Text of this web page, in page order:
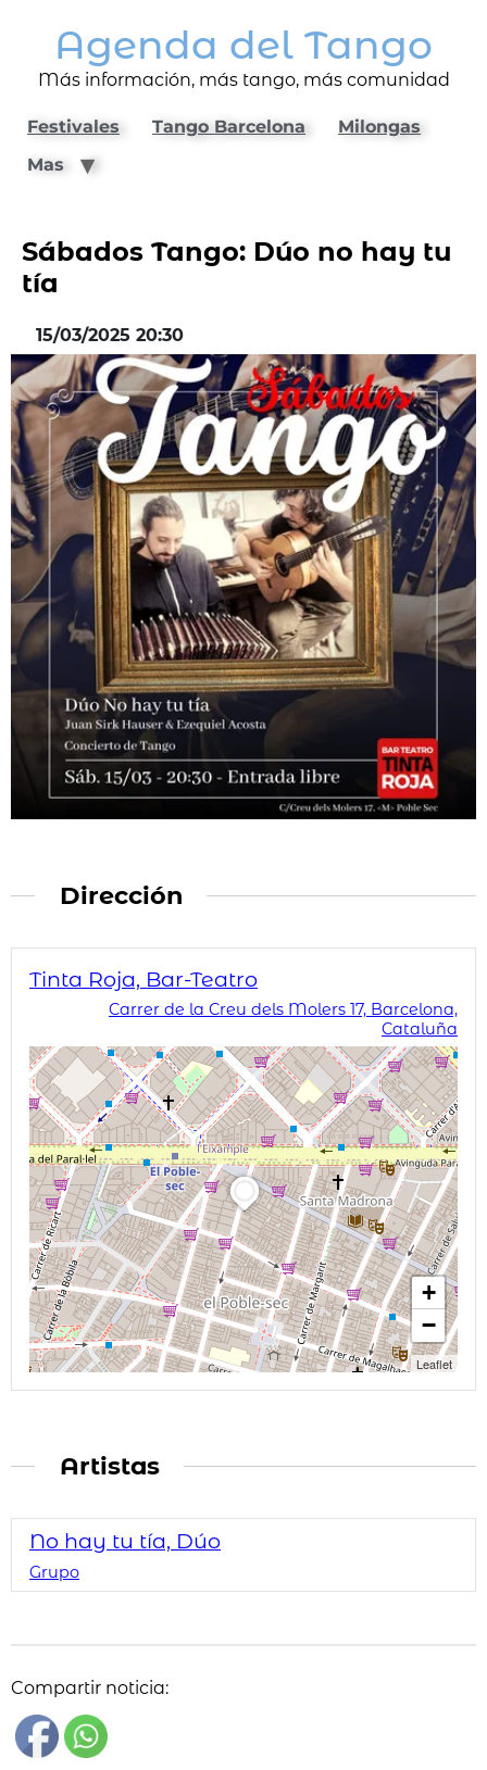
Agenda del Tango
Más información, más tango, más comunidad
Festivales Tango Barcelona
Milongas
Mas
Sábados Tango: Dúo no hay tu
tía
15/03/2025 20:30
Dirección
Tinta Roja, Bar-Teatro
Carrer de la Creu dels Molers 17, Barcelona,
Cataluña
+
−
Leaflet
Artistas
No hay tu tía, Dúo
Grupo
Compartir noticia: